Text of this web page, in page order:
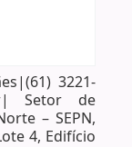
3221-
Setor de
– SEPN,
4, Edifício